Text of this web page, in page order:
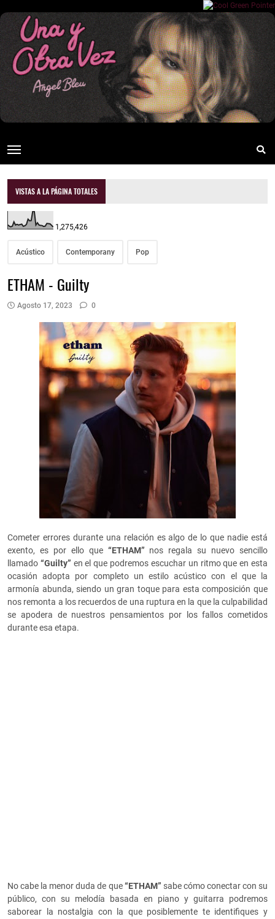
VISTAS A LA PÁGINA TOTALES
1,275,426
Acústico Contemporany Pop
ETHAM - Guilty
Agosto 17, 2023 0
Cometer errores durante una relación es algo de lo que nadie está
exento, es por ello que“ETHAM” nos regala su nuevo sencillo
llamado “Guilty” en el que podremos escuchar un ritmo que en esta
ocasión adopta por completo un estilo acústico con el que la
armonía abunda, siendo un gran toque para esta composición que
nos remonta a los recuerdos de una ruptura en la que la culpabilidad
se apodera de nuestros pensamientos por los fallos cometidos
durante esa etapa.
No cabe la menor duda de que“ETHAM” sabe cómo conectar con su
público, con su melodía basada en piano y guitarra podremos
saborear la nostalgia con la que posiblemente te identifiques y